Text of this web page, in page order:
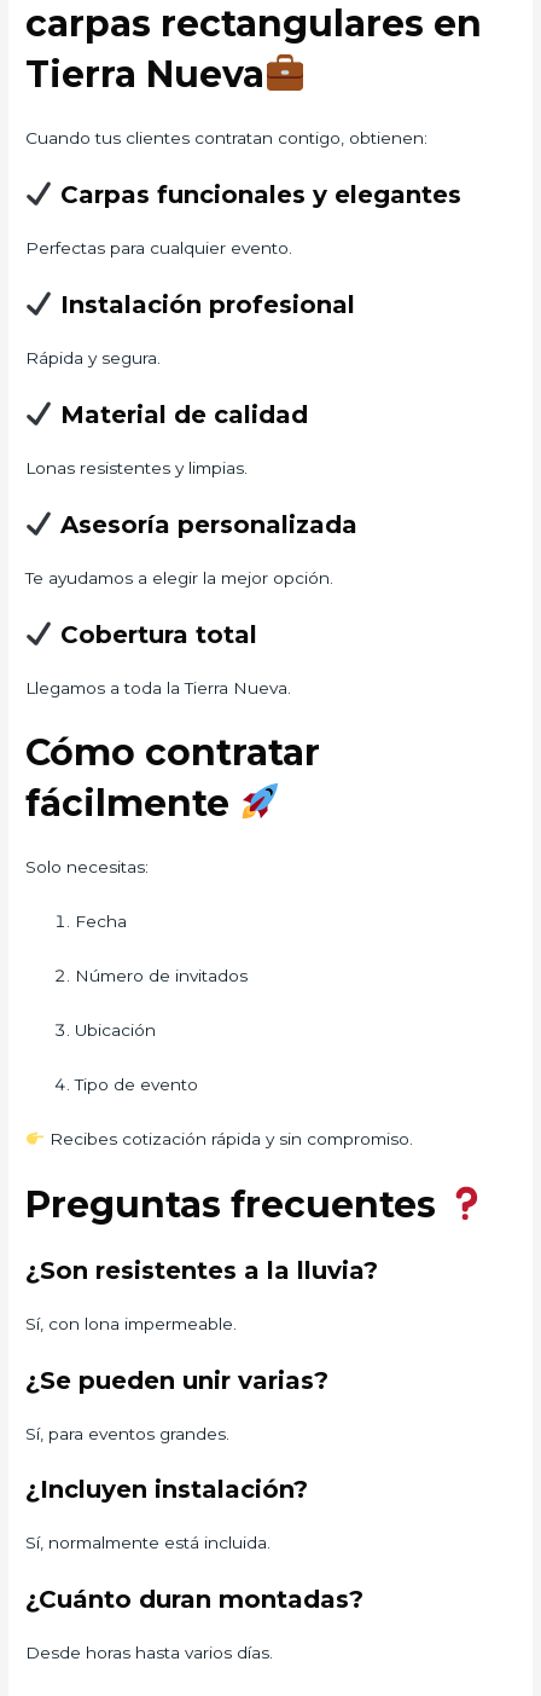
carpas rectangulares en
Tierra Nueva
Cuando tus clientes contratan contigo, obtienen:
Carpas funcionales y elegantes
Perfectas para cualquier evento.
Instalación profesional
Rápida y segura.
Material de calidad
Lonas resistentes y limpias.
Asesoría personalizada
Te ayudamos a elegir la mejor opción.
Cobertura total
Llegamos a toda la Tierra Nueva.
Cómo contratar
fácilmente
Solo necesitas:
Fecha
Número de invitados
Ubicación
Tipo de evento
Recibes cotización rápida y sin compromiso.
Preguntas frecuentes
¿Son resistentes a la lluvia?
Sí, con lona impermeable.
¿Se pueden unir varias?
Sí, para eventos grandes.
¿Incluyen instalación?
Sí, normalmente está incluida.
¿Cuánto duran montadas?
Desde horas hasta varios días.